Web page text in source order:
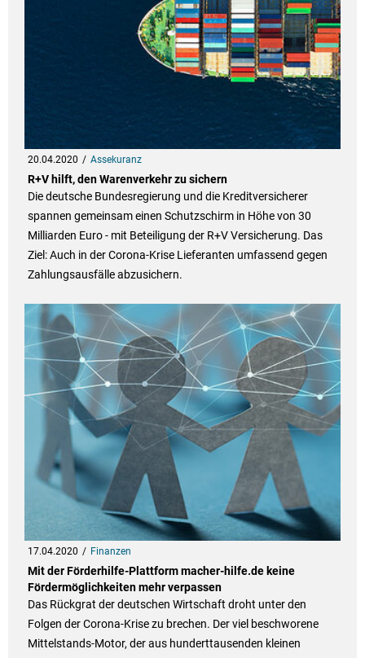
20.04.2020 Assekuranz
R+V hilft, den Warenverkehr zu sichern
Die deutsche Bundesregierung und die Kreditversicherer
spannen gemeinsam einen Schutzschirm in Höhe von 30
Milliarden Euro - mit Beteiligung der R+V Versicherung. Das
Ziel: Auch in der Corona-Krise Lieferanten umfassend gegen
Zahlungsausfälle abzusichern.
17.04.2020 Finanzen
Mit der Förderhilfe-Plattform macher-hilfe.de keine
Fördermöglichkeiten mehr verpassen
Das Rückgrat der deutschen Wirtschaft droht unter den
Folgen der Corona-Krise zu brechen. Der viel beschworene
Mittelstands-Motor, der aus hunderttausenden kleinen